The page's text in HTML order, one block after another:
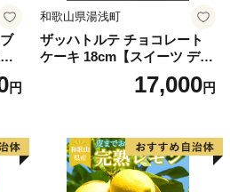
円
和歌山県湯浅町
ザッハトルテ チョコレート
ケーキ 18cm【スイーツ デザ
ート ケーキ ギフト プレゼン
ト 冷凍 6号】_AS6001n
17,000円